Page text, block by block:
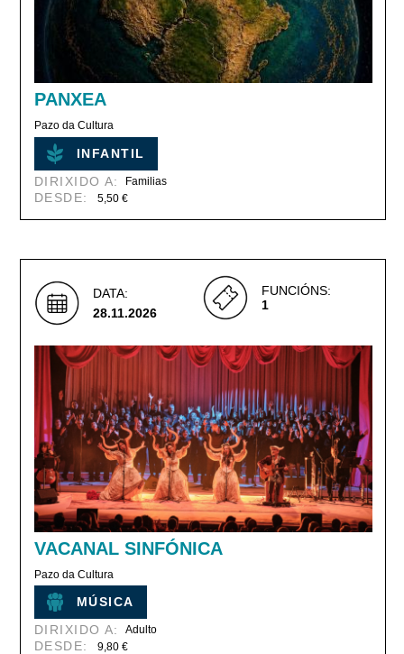
PANXEA
Pazo da Cultura
INFANTIL
DIRIXIDO A:
Familias
DESDE: 5,50 €
DATA:
28.11.2026
FUNCIÓNS:
1
VACANAL SINFÓNICA
Pazo da Cultura
MÚSICA
DIRIXIDO A:
Adulto
DESDE: 9,80 €